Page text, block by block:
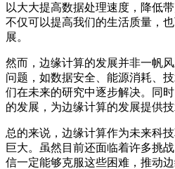
以大大提高数据处理速度，降低
不仅可以提高我们的生活质量，
展。
然而，边缘计算的发展并非一帆
问题，如数据安全、能源消耗、
们在未来的研究中逐步解决。同
的发展，为边缘计算的发展提供技
总的来说，边缘计算作为未来科
巨大。虽然目前还面临着许多挑
信一定能够克服这些困难，推动